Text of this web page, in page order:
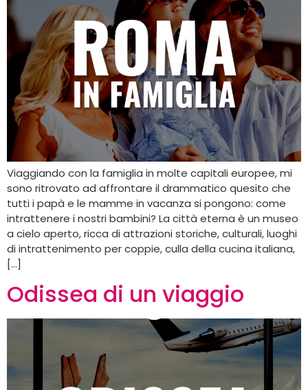
Viaggiando con la famiglia in molte capitali europee, mi
sono ritrovato ad affrontare il drammatico quesito che
tutti i papà e le mamme in vacanza si pongono: come
intrattenere i nostri bambini? La città eterna è un museo
a cielo aperto, ricca di attrazioni storiche, culturali, luoghi
di intrattenimento per coppie, culla della cucina italiana,
[…]
Odissea di un viaggio